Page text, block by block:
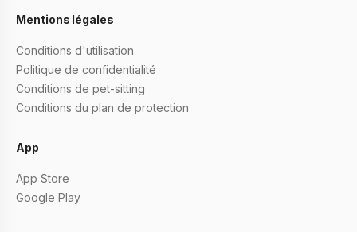
Mentions légales
Conditions d'utilisation
Politique de confidentialité
Conditions de pet-sitting
Conditions du plan de protection
App
App Store
Google Play